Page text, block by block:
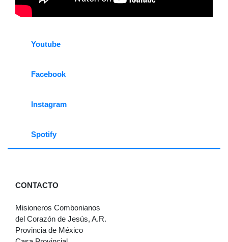
Youtube
Facebook
Instagram
Spotify
CONTACTO
Misioneros Combonianos
del Corazón de Jesús, A.R.
Provincia de México